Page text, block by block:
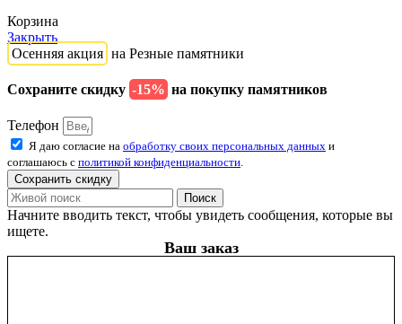
Корзина
Закрыть
Осенняя акция на Резные памятники
Сохраните скидку -15% на покупку памятников
Телефон
Я даю согласие на обработку своих персональных данных и
соглашаюсь с политикой конфиденциальности
Сохранить скидку
Поиск
Начните вводить текст, чтобы увидеть сообщения, которые вы
ищете.
Ваш заказ